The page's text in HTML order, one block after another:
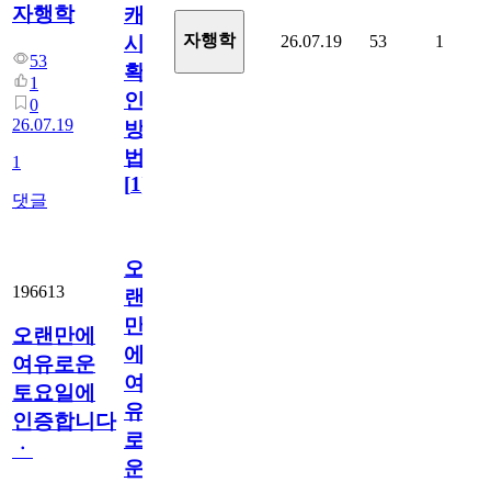
자행학
53
1
0
26.07.19
1
댓글
캐
시
확
인
방
법
[1]
자행학 26.07.19 53 1
196613
오랜만에
여유로운
토요일에
인증합니다
ㆍ
오
랜
만
에
여
유
로
운